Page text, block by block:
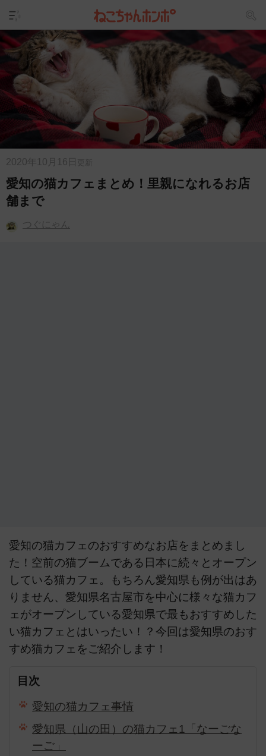
2020年10月16日 更新
愛知の猫カフェまとめ！里親になれるお店
舗まで
つぐにゃん
愛知の猫カフェのおすすめなお店をまとめまし
た！空前の猫ブームである日本に続々とオープン
している猫カフェ。もちろん愛知県も例が出はあ
りません、愛知県名古屋市を中心に様々な猫カフ
ェがオープンしている愛知県で最もおすすめした
い猫カフェとはいったい！？今回は愛知県のおす
すめ猫カフェをご紹介します！
目次
愛知の猫カフェ事情
愛知県（山の田）の猫カフェ1「なーごな
ーご」